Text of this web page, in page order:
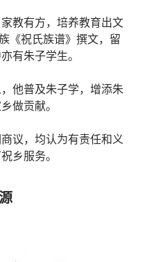
教有方，培养教育出文
《祝氏族谱》撰文，留
有朱子学生。
他普及朱子学，增添朱
做贡献。
议，均认为有责任和义
乡服务。